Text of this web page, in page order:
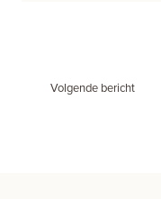
Volgende bericht